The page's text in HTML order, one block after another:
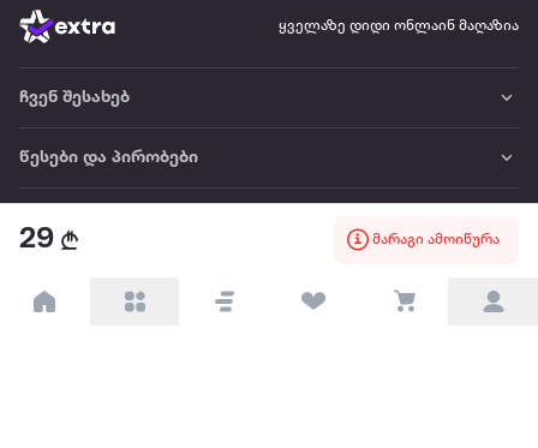
29 მარაგი ამოიწურა
ყველაზე დიდი ონლაინ მაღაზია
ჩვენ შესახებ
წესები და პირობები